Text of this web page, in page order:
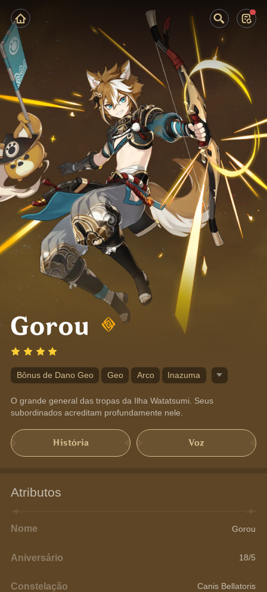
Gorou
Bônus de Dano Geo Geo Arco Inazuma
O grande general das tropas da Ilha Watatsumi. Seus
subordinados acreditam profundamente nele.
História Voz
Atributos
Nome Gorou
Aniversário 18/5
Constelação Canis Bellatoris